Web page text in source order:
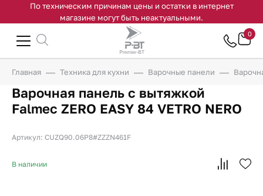
По техническим причинам цены и остатки в интернет
магазине могут быть неактуальными.
0
Главная Техника для кухни Варочные панели
Варочная панель с вытяжкой
Falmec ZERO EASY 84 VETRO NERO
Артикул: CUZQ90.06P8#ZZZN461F
В наличии